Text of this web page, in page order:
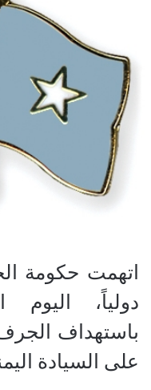
اتهمت حكومة
دولياً، اليوم
باستهداف
على السيادة